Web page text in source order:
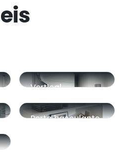
eis
Vertical
Porta basculante